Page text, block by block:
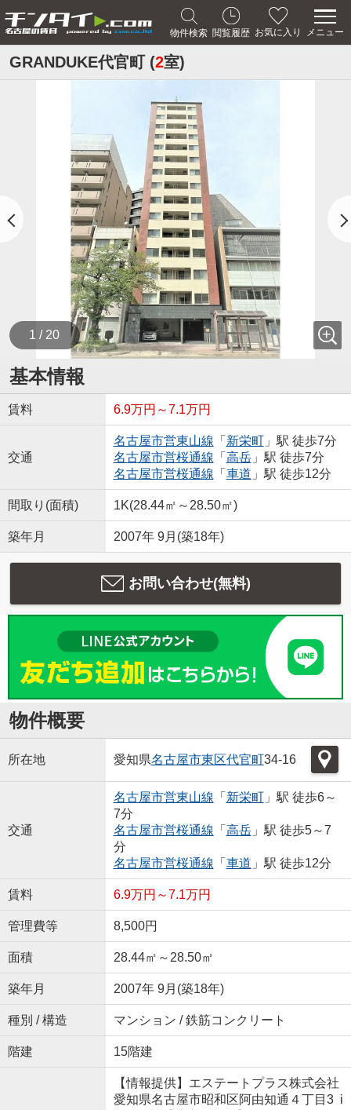
物件検索 閲覧履歴 お気に入り メニュー
GRANDUKE代官町 (2室)
1 / 20
基本情報
賃料 6.9万円～7.1万円
交通
名古屋市営東山線 「 新栄町」駅 徒歩7分
名古屋市営桜通線 「 高岳」駅 徒歩7分
名古屋市営桜通線 「 車道 」駅 徒歩12分
間取り(面積) 1K(28.44㎡～28.50㎡)
築年月 2007年 9月(築18年)
お問い合わせ(無料)
物件概要
所在地 愛知県名古屋市東区代官町34-16
交通
名古屋市営東山線 「 新栄町」駅 徒歩6～
7分
名古屋市営桜通線 「 高岳」駅 徒歩5～7
分
名古屋市営桜通線 「 車道 」駅 徒歩12分
賃料 6.9万円～7.1万円
管理費等 8,500円
面積 28.44㎡～28.50㎡
築年月 2007年 9月(築18年)
種別 / 構造 マンション / 鉄筋コンクリート
階建 15階建
【情報提供】エステートプラス株式会社
愛知県名古屋市昭和区阿由知通４丁目3 i